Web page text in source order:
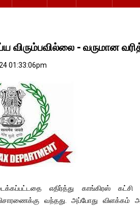
விரும்பவில்லை - வருமான
01:33:06pm
எதிர்த்து காங்கிரஸ்
வந்தது. அப்போது விளக்கம்